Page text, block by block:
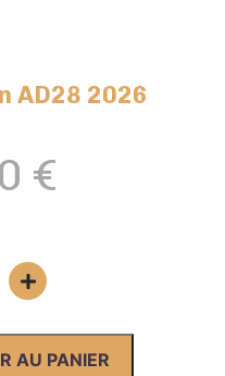
AD28 2026
€
AU PANIER